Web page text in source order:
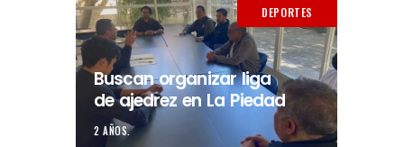
DEPORTES
Buscan organizar liga
de ajedrez en La Piedad
2 AÑOS.